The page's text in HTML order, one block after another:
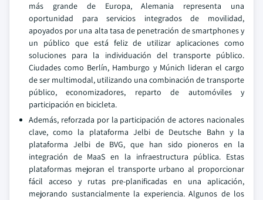
más grande de Europa, Alemania representa una
oportunidad para servicios integrados de movilidad,
apoyados por una alta tasa de penetración de smartphones y
un público que está feliz de utilizar aplicaciones como
soluciones para la individuación del transporte público.
Ciudades como Berlín, Hamburgo y Múnich lideran el cargo
de ser multimodal, utilizando una combinación de transporte
público, economizadores, reparto de automóviles y
participación en bicicleta.
Además, reforzada por la participación de actores nacionales
clave, como la plataforma Jelbi de Deutsche Bahn y la
plataforma Jelbi de BVG, que han sido pioneros en la
integración de MaaS en la infraestructura pública. Estas
plataformas mejoran el transporte urbano al proporcionar
fácil acceso y rutas pre-planificadas en una aplicación,
mejorando sustancialmente la experiencia. Algunos de los